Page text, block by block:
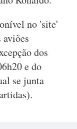
no 'site'
dos
e do
se junta